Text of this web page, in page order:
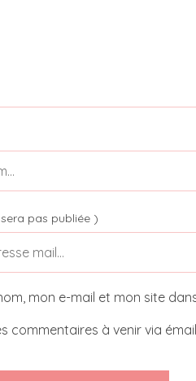
pas publiée )
mon e-mail et mon site
commentaires à venir via